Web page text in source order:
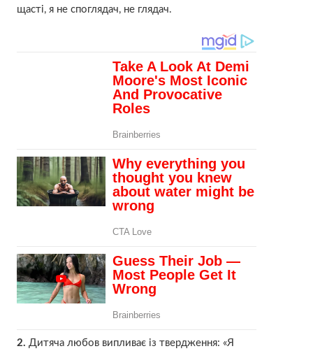
щасті, я не споглядач, не глядач.
2. Дитяча любов випливає із твердження: «Я